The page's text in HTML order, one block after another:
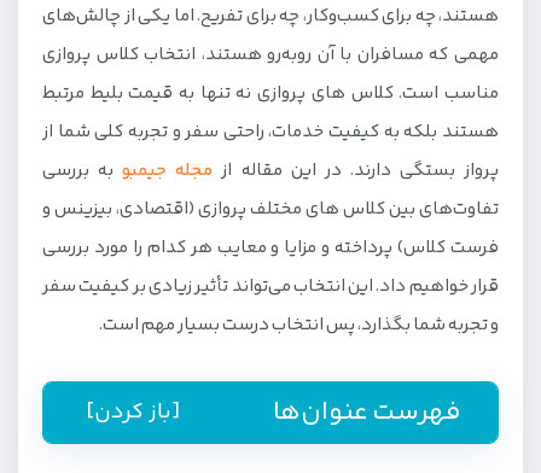
هستند، چه برای کسب‌وکار، چه برای تفریح. اما یکی از چالش‌های
مهمی که مسافران با آن روبه‌رو هستند، انتخاب کلاس پروازی
مناسب است. کلاس های پروازی نه تنها به قیمت بلیط مرتبط
هستند بلکه به کیفیت خدمات، راحتی سفر و تجربه کلی شما از
پرواز بستگی دارند. در این مقاله از مجله جیمبوبه بررسی
تفاوت‌های بین کلاس های مختلف پروازی (اقتصادی، بیزینس و
فرست کلاس) پرداخته و مزایا و معایب هر کدام را مورد بررسی
قرار خواهیم داد. این انتخاب می‌تواند تأثیر زیادی بر کیفیت سفر
و تجربه شما بگذارد، پس انتخاب درست بسیار مهم است.
فهرست عنوان‌ها [باز کردن]